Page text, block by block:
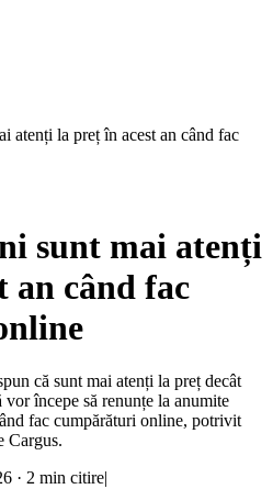
atenți la preț în acest an când fac
sunt mai atenți
an când fac
că sunt mai atenți la preț decât
începe să renunțe la anumite
fac cumpărături online, potrivit
Cargus.
· 2 min citire|